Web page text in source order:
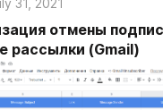
31, 2021
отмены
рассылки (Gmail)